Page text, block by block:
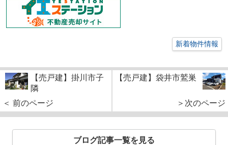
新着物件情報
【売戸建】掛川市子
隣
＜ 前のページ
【売戸建】袋井市鷲巣
＞次のページ
ブログ記事一覧を見る